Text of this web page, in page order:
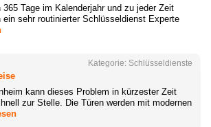
Tage im Kalenderjahr und zu jeder Zeit
sehr routinierter Schlüsseldienst Experte
Kategorie: Schlüsseldienste
kann dieses Problem in kürzester Zeit
zur Stelle. Die Türen werden mit modernen